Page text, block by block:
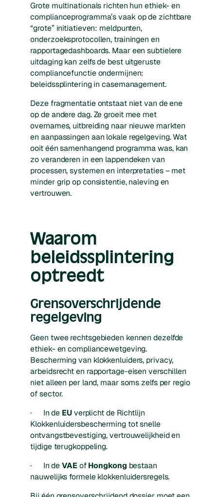
Grote multinationals richten hun ethiek- en
complianceprogramma’s vaak op de zichtbare
“grote” initiatieven: meldpunten,
onderzoeksprotocollen, trainingen en
rapportagedashboards. Maar een subtielere
uitdaging kan zelfs de best uitgeruste
compliancefunctie ondermijnen:
beleidssplintering in casemanagement.
Deze fragmentatie ontstaat niet van de ene
op de andere dag. Ze groeit mee met
overnames, uitbreiding naar nieuwe markten
en aanpassingen aan lokale regelgeving. Wat
ooit één samenhangend programma was, kan
zo veranderen in een lappendeken van
processen, systemen en interpretaties – met
minder grip op consistentie, naleving en
vertrouwen.
Waarom
beleidssplintering
optreedt
Grensoverschrijdende
regelgeving
Geen twee rechtsgebieden kennen dezelfde
ethiek- en compliancewetgeving.
Bescherming van klokkenluiders, privacy,
arbeidsrecht en rapportage-eisen verschillen
niet alleen per land, maar soms zelfs per regio
of sector.
· In de EUverplicht de Richtlijn
Klokkenluidersbescherming tot snelle
ontvangstbevestiging, vertrouwelijkheid en
tijdige terugkoppeling.
· In deVAEofHongkong bestaan
nauwelijks formele klokkenluidersregels.